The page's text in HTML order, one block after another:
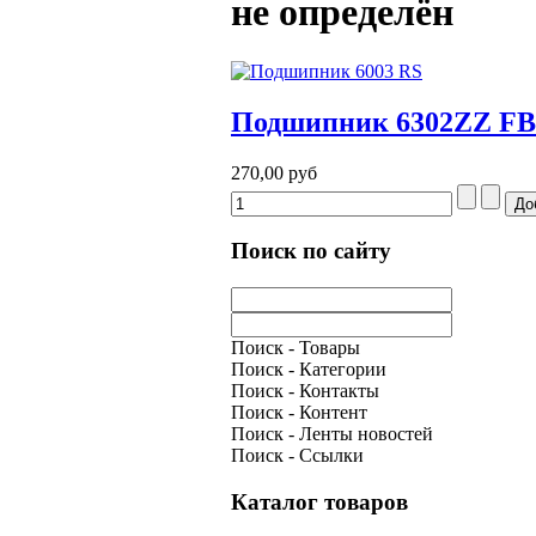
не определён
Подшипник 6302ZZ
270,00 руб
Поиск по сайту
Поиск - Товары
Поиск - Категории
Поиск - Контакты
Поиск - Контент
Поиск - Ленты новостей
Поиск - Ссылки
Каталог товаров